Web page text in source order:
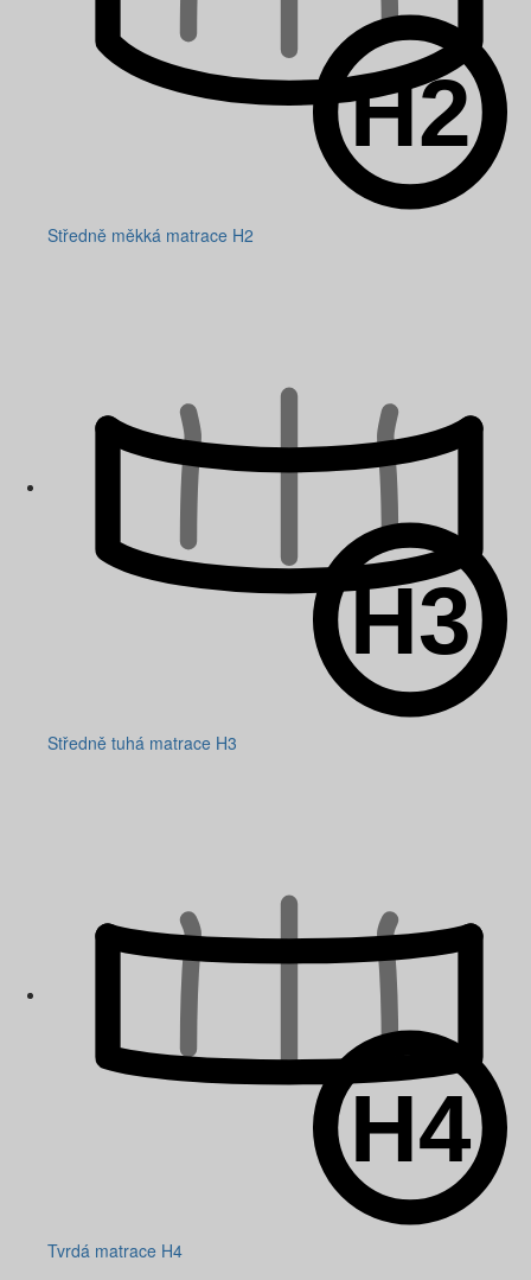
Středně měkká matrace H2
Středně tuhá matrace H3
Tvrdá matrace H4